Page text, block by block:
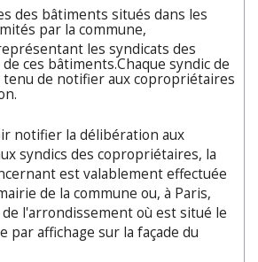
des bâtiments situés dans les
par la commune,
les syndicats des
ces bâtiments.Chaque syndic de
de notifier aux copropriétaires
notifier la délibération aux
syndics des copropriétaires, la
est valablement effectuée
de la commune ou, à Paris,
l'arrondissement où est situé le
par affichage sur la façade du